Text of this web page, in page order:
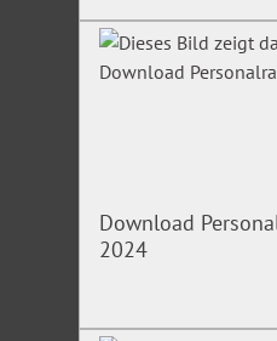
Download
2024